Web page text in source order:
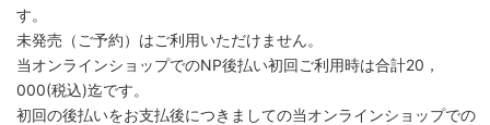
す。
未発売（ご予約）はご利用いただけません。
当オンラインショップでのNP後払い初回ご利用時は合計20，
000(税込)迄です。
初回の後払いをお支払後につきましての当オンラインショップでの